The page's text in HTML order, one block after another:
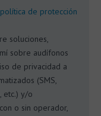
política de protección
soluciones,
sobre audífonos
de privacidad a
(SMS,
etc.) y/o
o sin operador,